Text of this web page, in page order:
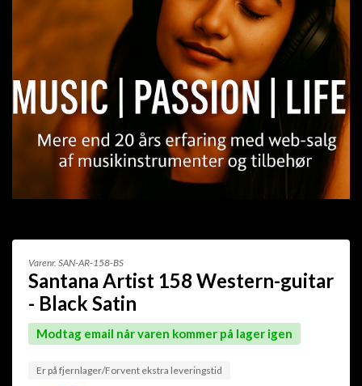
Varenr. SAN-AR-158-BS
Santana Artist 158 Western-guitar
- Black Satin
Modtag email når varen kommer på lager igen
Er på fjernlager/Forvent ekstra leveringstid